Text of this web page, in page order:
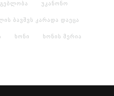
უკანონო
ბავშვს კარადა დაეცა
ხონი ხონის მერია